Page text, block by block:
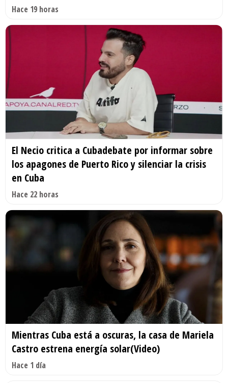
Hace 19 horas
El Necio critica a Cubadebate por informar sobre
los apagones de Puerto Rico y silenciar la crisis
en Cuba
Hace 22 horas
Mientras Cuba está a oscuras, la casa de Mariela
Castro estrena energía solar(Video)
Hace 1 día